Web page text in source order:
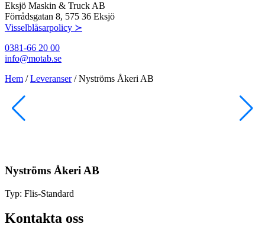
Eksjö Maskin & Truck AB
Förrådsgatan 8, 575 36 Eksjö
Visselblåsarpolicy ≻
0381-66 20 00
info@motab.se
Hem /Leveranser/Nyströms Åkeri AB
Nyströms Åkeri AB
Typ: Flis-Standard
Kontakta oss